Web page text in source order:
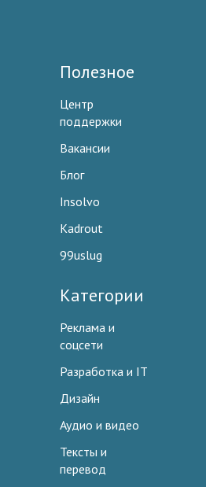
Полезное
Центр
поддержки
Вакансии
Блог
Insolvo
Kadrout
99uslug
Категории
Реклама и
соцсети
Разработка и IT
Дизайн
Аудио и видео
Тексты и
перевод